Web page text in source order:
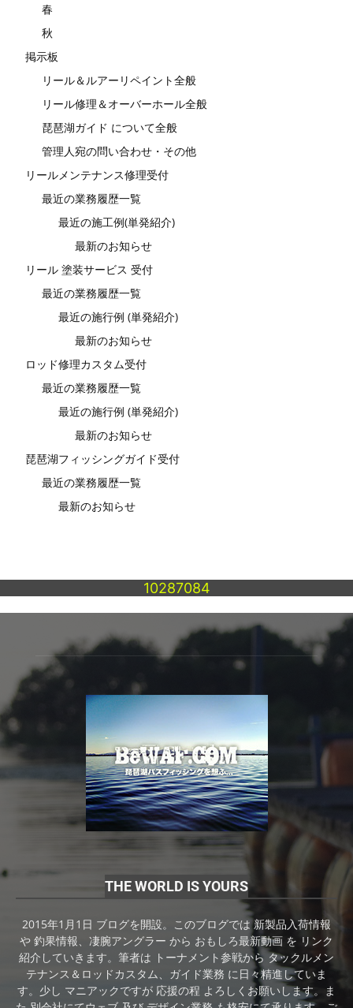
春
秋
掲示板
リール＆ルアーリペイント全般
リール修理＆オーバーホール全般
琵琶湖ガイド について全般
管理人宛の問い合わせ・その他
リールメンテナンス修理受付
最近の業務履歴一覧
最近の施工例(単発紹介)
最新のお知らせ
リール 塗装サービス 受付
最近の業務履歴一覧
最近の施行例 (単発紹介)
最新のお知らせ
ロッド修理カスタム受付
最近の業務履歴一覧
最近の施行例 (単発紹介)
最新のお知らせ
琵琶湖フィッシングガイド受付
最近の業務履歴一覧
最新のお知らせ
10287084
THE WORLD IS YOURS
2015年1月1日 ブログを開設。このブログでは 新製品入荷情報
や 釣果情報、凄腕アングラー から おもしろ最新動画 を リンク
紹介していきます。筆者は トーナメント参戦から タックルメン
テナンス＆ロッドカスタム、ガイド業務 に日々精進していま
す。少し マニアックですが 応援の程 よろしくお願いします。ま